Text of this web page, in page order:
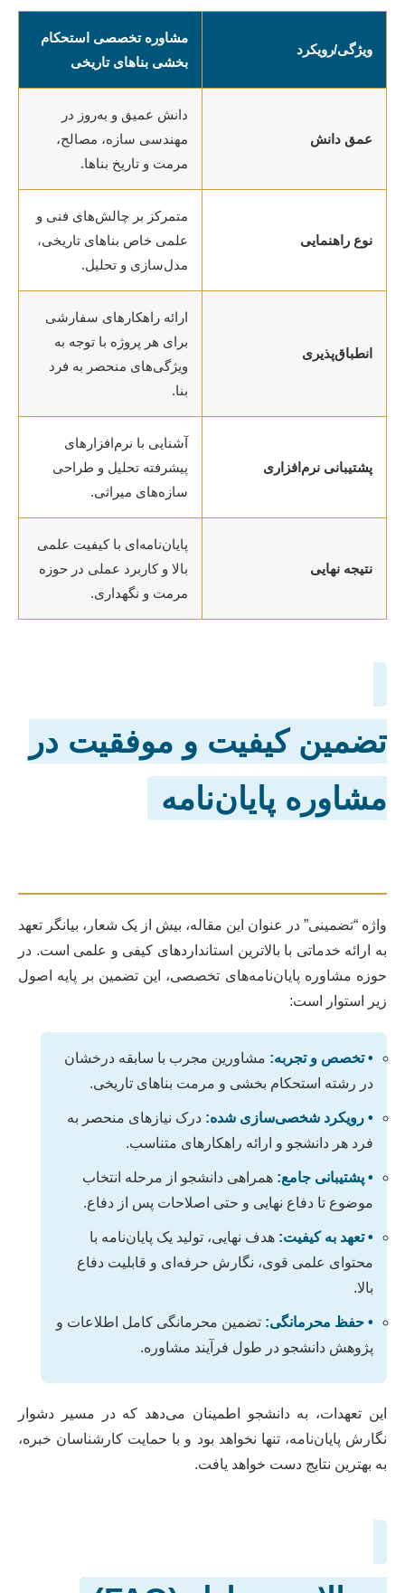
ویژگی/رویکرد
مشاوره تخصصی استحکام
بخشی بناهای تاریخی
عمق دانش
دانش عمیق و به‌روز در
مهندسی سازه، مصالح،
مرمت و تاریخ بناها.
نوع راهنمایی
متمرکز بر چالش‌های فنی و
علمی خاص بناهای تاریخی،
مدل‌سازی و تحلیل.
انطباق‌پذیری
ارائه راهکارهای سفارشی
برای هر پروژه با توجه به
ویژگی‌های منحصر به فرد
بنا.
پشتیبانی نرم‌افزاری
آشنایی با نرم‌افزارهای
پیشرفته تحلیل و طراحی
سازه‌های میراثی.
نتیجه نهایی
پایان‌نامه‌ای با کیفیت علمی
بالا و کاربرد عملی در حوزه
مرمت و نگهداری.
تضمین کیفیت و موفقیت در
مشاوره پایان‌نامه
واژه “تضمینی” در عنوان این مقاله، بیش از یک شعار، بیانگر تعهد
به ارائه خدماتی با بالاترین استانداردهای کیفی و علمی است. در
حوزه مشاوره پایان‌نامه‌های تخصصی، این تضمین بر پایه اصول
زیر استوار است:
• تخصص و تجربه: مشاورین مجرب با سابقه درخشان
در رشته استحکام بخشی و مرمت بناهای تاریخی.
• رویکرد شخصی‌سازی شده: درک نیازهای منحصر به
فرد هر دانشجو و ارائه راهکارهای متناسب.
• پشتیبانی جامع: همراهی دانشجو از مرحله انتخاب
موضوع تا دفاع نهایی و حتی اصلاحات پس از دفاع.
• تعهد به کیفیت: هدف نهایی، تولید یک پایان‌نامه با
محتوای علمی قوی، نگارش حرفه‌ای و قابلیت دفاع
بالا.
• حفظ محرمانگی: تضمین محرمانگی کامل اطلاعات و
پژوهش دانشجو در طول فرآیند مشاوره.
این تعهدات، به دانشجو اطمینان می‌دهد که در مسیر دشوار
نگارش پایان‌نامه، تنها نخواهد بود و با حمایت کارشناسان خبره،
به بهترین نتایج دست خواهد یافت.